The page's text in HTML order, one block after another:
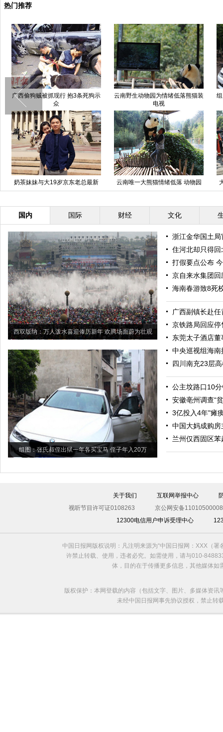
热门推荐
广西偷狗贼被抓现行 抱3条死狗示
众
云南野生动物园为情绪低落熊猫装
电视
奶茶妹妹与大19岁京东老总最新
恩爱照
云南唯一大熊猫情绪低落 动物园
想尽办法为其找乐
国内 国际 财经 文化
西双版纳：万人泼水喜迎傣历新年 欢腾场面蔚为壮观
组图：张氏叔侄出狱一年各买宝马 侄子年入20万
浙江金华国土
住河北却只得
打假要点公布
京自来水集团
海南春游致8死
广西副镇长赴
京铁路局回应
东莞太子酒店
中央巡视组海
四川南充23层
公主坟路口10
安徽亳州调查“
3亿投入4年"瘫
中国大妈成购
兰州仅西固区
关于我们 互联网举报中心
视听节目许可证0108263
京公网安备
12300电信用户申诉受理中心
中国日报网版权说明：凡注明来源为“中国日报网：XXX（
许禁止转载、使用，违者必究。如需使用，请与010-
体，目的在于传播更多信息，其他媒体
版权保护：本网登载的内容（包括文字、图片、多媒体资
未经中国日报网事先协议授权，禁止转